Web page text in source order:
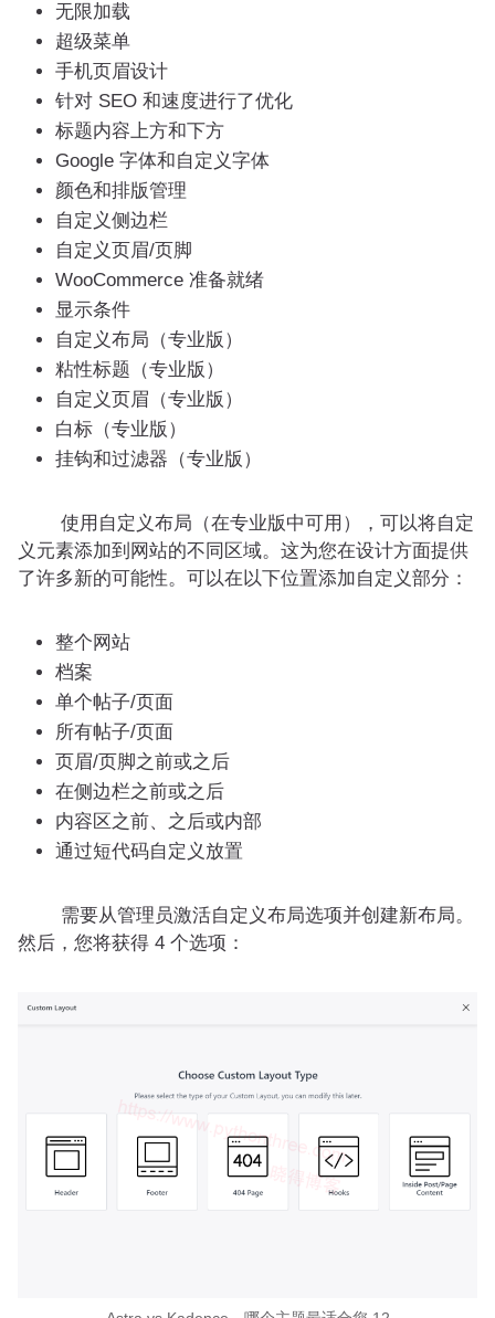
无限加载
超级菜单
手机页眉设计
针对 SEO 和速度进行了优化
标题内容上方和下方
Google 字体和自定义字体
颜色和排版管理
自定义侧边栏
自定义页眉/页脚
WooCommerce 准备就绪
显示条件
自定义布局（专业版）
粘性标题（专业版）
自定义页眉（专业版）
白标（专业版）
挂钩和过滤器（专业版）
使用自定义布局（在专业版中可用），可以将自定
义元素添加到网站的不同区域。这为您在设计方面提供
了许多新的可能性。可以在以下位置添加自定义部分：
整个网站
档案
单个帖子/页面
所有帖子/页面
页眉/页脚之前或之后
在侧边栏之前或之后
内容区之前、之后或内部
通过短代码自定义放置
需要从管理员激活自定义布局选项并创建新布局。
然后，您将获得 4 个选项：